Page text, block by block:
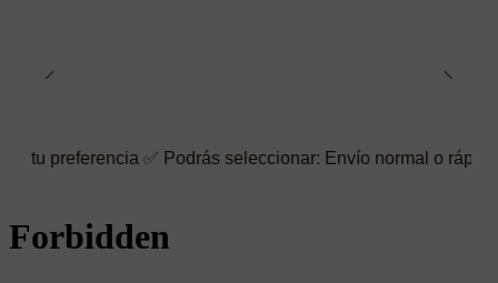
✅ Podrás seleccionar: Envío normal o rápido ☑️